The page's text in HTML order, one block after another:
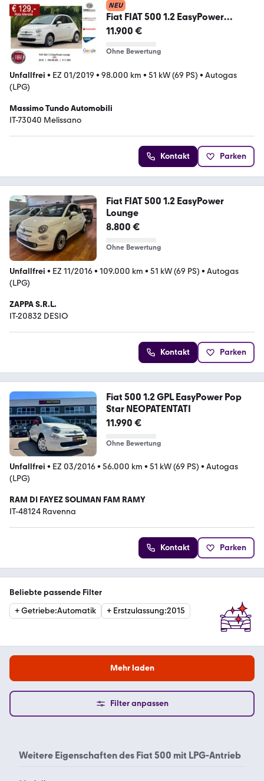
NEU
Fiat FIAT 500 1.2 EasyPower
Lounge GPL
11.900 €
Ohne Bewertung
Unfallfrei • EZ 01/2019 • 98.000 km • 51 kW (69 PS) • Autogas
(LPG)
Massimo Tundo Automobili
IT-73040 Melissano
Kontakt Parken
Fiat FIAT 500 1.2 EasyPower
Lounge
8.800 €
Ohne Bewertung
Unfallfrei • EZ 11/2016• 109.000 km • 51 kW (69 PS) • Autogas
(LPG)
ZAPPA S.R.L.
IT-20832 DESIO
Kontakt Parken
Fiat 500 1.2 GPL EasyPower Pop
Star NEOPATENTATI
11.990 €
Ohne Bewertung
Unfallfrei • EZ 03/2016• 56.000 km • 51 kW (69 PS) • Autogas
(LPG)
RAM DI FAYEZ SOLIMAN FAM RAMY
IT-48124 Ravenna
Kontakt Parken
Beliebte passende Filter
+Getriebe:Automatik + Erstzulassung:2015
Mehr laden
Filter anpassen
Weitere Eigenschaften des Fiat 500 mit LPG-Antrieb